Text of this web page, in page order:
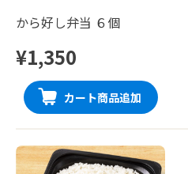
から好し弁当 ６個
¥1,350
カート商品追加